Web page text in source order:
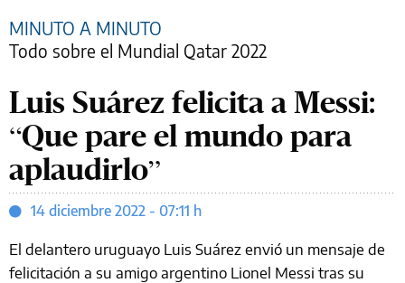
MINUTO A MINUTO
Todo sobre el Mundial Qatar 2022
Luis Suárez felicita a Messi:
“Que pare el mundo para
aplaudirlo”
14 diciembre 2022 - 07:11 h
El delantero uruguayo Luis Suárez envió un mensaje de
felicitación a su amigo argentino Lionel Messi tras su